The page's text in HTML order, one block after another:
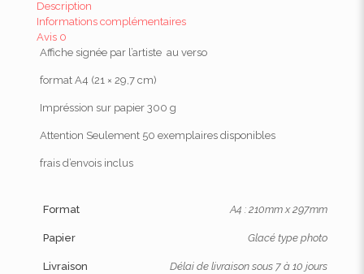
Description
Informations complémentaires
Avis 0
Affiche signée par l’artiste au verso
format A4 (21 × 29,7 cm)
Impréssion sur papier 300 g
Attention Seulement 50 exemplaires disponibles
frais d’envois inclus
Format A4 : 210mm x 297mm
Papier Glacé type photo
Livraison Délai de livraison sous 7 à 10 jours